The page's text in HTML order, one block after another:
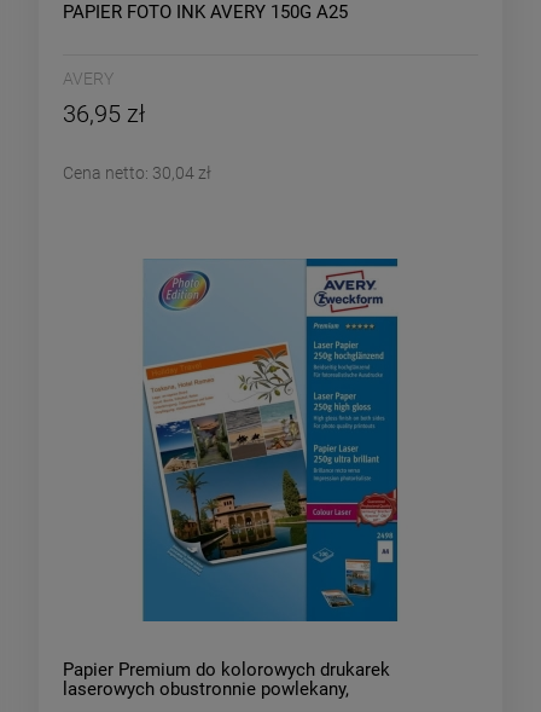
PAPIER FOTO INK AVERY 150G A25
AVERY
36,95 zł
Cena netto: 30,04 zł
Papier Premium do kolorowych drukarek
laserowych obustronnie powlekany,